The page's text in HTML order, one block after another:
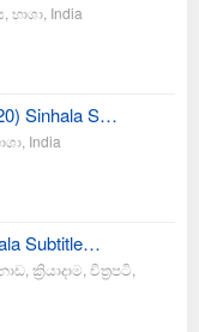
භාශා India
Sinhala S…
India
Subtitle…
ක්‍රියාදාම චිත්‍රපටි